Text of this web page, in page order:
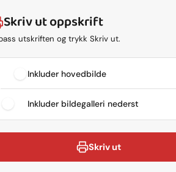
Skriv ut oppskrift
utskriften og trykk Skriv ut.
Inkluder hovedbilde
Inkluder bildegalleri nederst
Skriv ut